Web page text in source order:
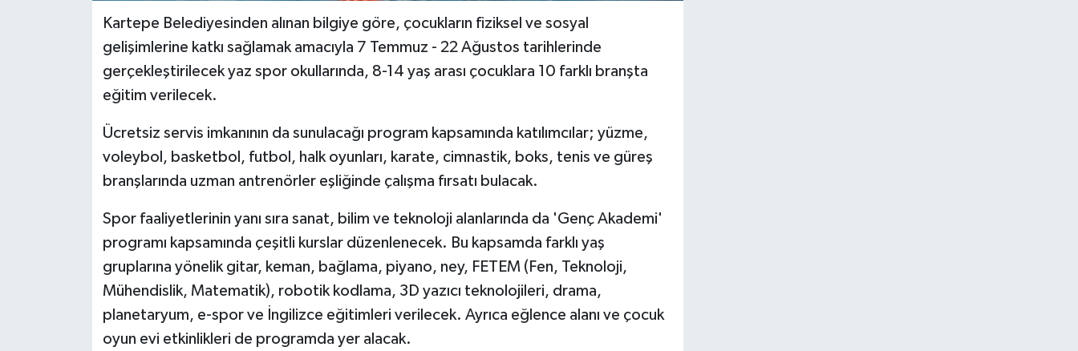
Kartepe Belediyesinden alınan bilgiye göre, çocukların fiziksel ve sosyal
gelişimlerine katkı sağlamak amacıyla 7 Temmuz - 22 Ağustos tarihlerinde
gerçekleştirilecek yaz spor okullarında, 8-14 yaş arası çocuklara 10 farklı branşta
eğitim verilecek.
Ücretsiz servis imkanının da sunulacağı program kapsamında katılımcılar; yüzme,
voleybol, basketbol, futbol, halk oyunları, karate, cimnastik, boks, tenis ve güreş
branşlarında uzman antrenörler eşliğinde çalışma fırsatı bulacak.
Spor faaliyetlerinin yanı sıra sanat, bilim ve teknoloji alanlarında da 'Genç Akademi'
programı kapsamında çeşitli kurslar düzenlenecek. Bu kapsamda farklı yaş
gruplarına yönelik gitar, keman, bağlama, piyano, ney, FETEM (Fen, Teknoloji,
Mühendislik, Matematik), robotik kodlama, 3D yazıcı teknolojileri, drama,
planetaryum, e-spor ve İngilizce eğitimleri verilecek. Ayrıca eğlence alanı ve çocuk
oyun evi etkinlikleri de programda yer alacak.